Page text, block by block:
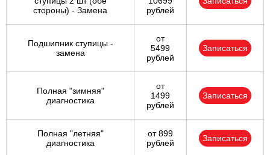
стороны) - Замена
рублей
Подшипник ступицы -
замена
от
5499
рублей
Записаться
Полная "зимняя"
диагностика
от
1499
рублей
Записаться
Полная "летняя"
диагностика
от 899
рублей
Записаться